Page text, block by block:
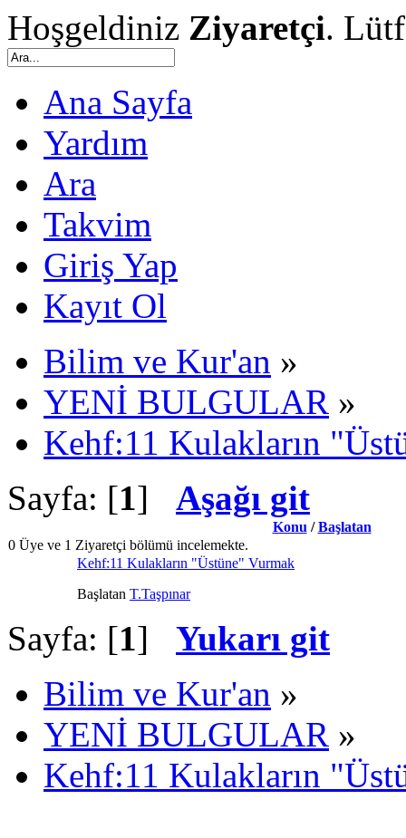
Hoşgeldiniz Ziyaretçi.
Ana Sayfa
Yardım
Ara
Takvim
Giriş Yap
Kayıt Ol
Bilim ve Kur'an »
YENİ BULGULAR »
Kehf:11 Kulakların
Sayfa: [1] Aşağı git
Konu /Başlatan
0 Üye ve 1 Ziyaretçi bölümü incelemekte.
Kehf:11 Kulakların "Üstüne" Vurmak
Başlatan T.Taşpınar
Sayfa: [1] Yukarı git
Bilim ve Kur'an »
YENİ BULGULAR »
Kehf:11 Kulakların